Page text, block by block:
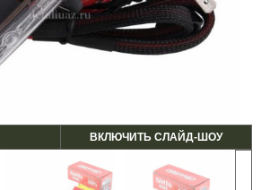
ВКЛЮЧИТЬ СЛАЙД-ШОУ